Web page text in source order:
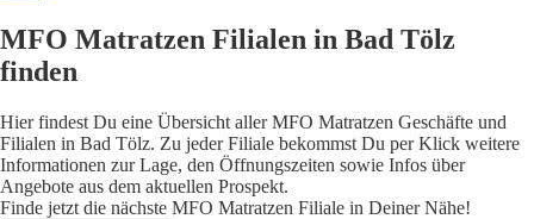
MFO Matratzen Filialen in Bad Tölz
finden
Hier findest Du eine Übersicht aller MFO Matratzen Geschäfte und
Filialen in Bad Tölz. Zu jeder Filiale bekommst Du per Klick weitere
Informationen zur Lage, den Öffnungszeiten sowie Infos über
Angebote aus dem aktuellen Prospekt.
Finde jetzt die nächste MFO Matratzen Filiale in Deiner Nähe!